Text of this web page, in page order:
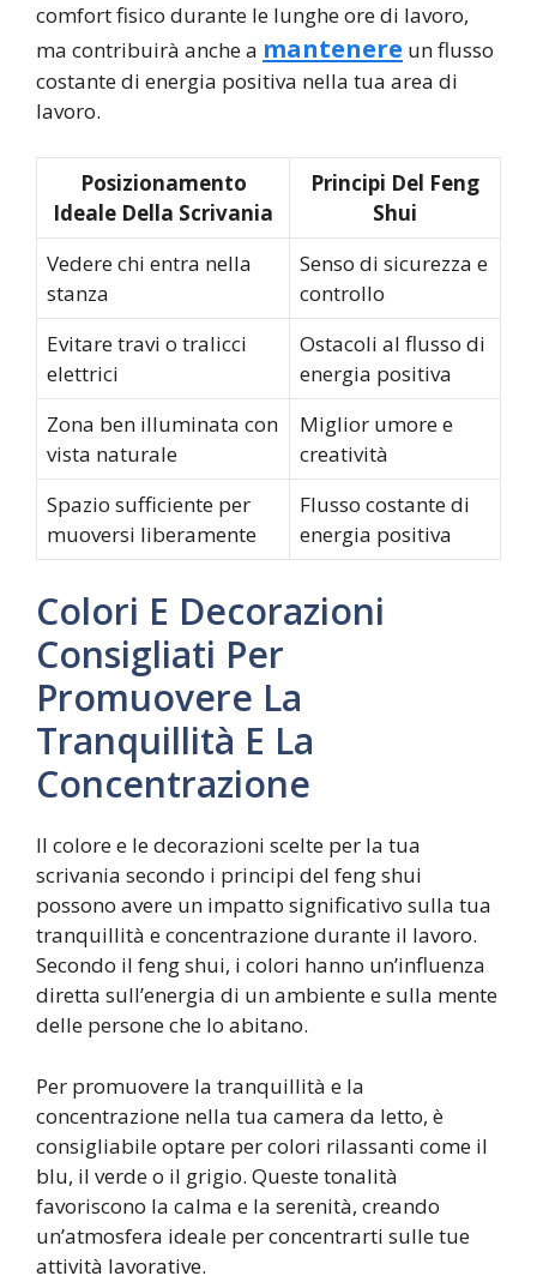
comfort fisico durante le lunghe ore di lavoro,
ma contribuirà anche a mantenere un flusso
costante di energia positiva nella tua area di
lavoro.
Posizionamento
Ideale Della Scrivania
Principi Del Feng
Shui
Vedere chi entra nella
stanza
Senso di sicurezza e
controllo
Evitare travi o tralicci
elettrici
Ostacoli al flusso di
energia positiva
Zona ben illuminata con
vista naturale
Miglior umore e
creatività
Spazio sufficiente per
muoversi liberamente
Flusso costante di
energia positiva
Colori E Decorazioni
Consigliati Per
Promuovere La
Tranquillità E La
Concentrazione
Il colore e le decorazioni scelte per la tua
scrivania secondo i principi del feng shui
possono avere un impatto significativo sulla tua
tranquillità e concentrazione durante il lavoro.
Secondo il feng shui, i colori hanno un’influenza
diretta sull’energia di un ambiente e sulla mente
delle persone che lo abitano.
Per promuovere la tranquillità e la
concentrazione nella tua camera da letto, è
consigliabile optare per colori rilassanti come il
blu, il verde o il grigio. Queste tonalità
favoriscono la calma e la serenità, creando
un’atmosfera ideale per concentrarti sulle tue
attività lavorative.